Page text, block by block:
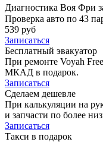
Диагностика Воя Фри
Проверка авто по 43
539 руб
Записаться
Бесплатный эвакуатор
При ремонте Voyah
МКАД в подарок.
Записаться
Сделаем дешевле
При калькуляции на
и запчасти по более
Записаться
Такси в подарок